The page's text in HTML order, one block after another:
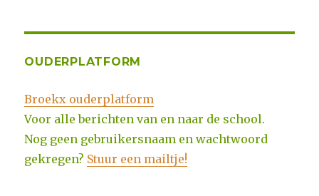
OUDERPLATFORM
Broekx ouderplatform
Voor alle berichten van en naar de school.
Nog geen gebruikersnaam en wachtwoord
gekregen? Stuur een mailtje!